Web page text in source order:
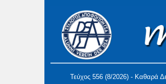
Τεύχος 556 (8/2026) - Καθαρά